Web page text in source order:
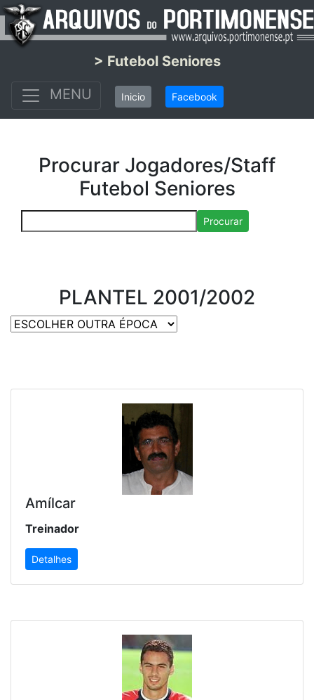
> Futebol Seniores
MENU
Inicio Facebook
Procurar Jogadores/Staff
Futebol Seniores
Procurar
PLANTEL 2001/2002
Amílcar
Treinador
Detalhes